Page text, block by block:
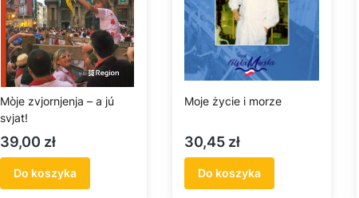
Mòje zvjornjenja – a jú
svjat!
Cena
39,00 zł
Do koszyka
Moje życie i morze
Cena
30,45 zł
Do koszyka